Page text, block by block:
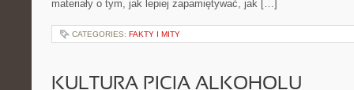
materiały o tym, jak lepiej zapamiętywać, jak […]
CATEGORIES: FAKTY I MITY
KULTURA PICIA ALKOHOLU